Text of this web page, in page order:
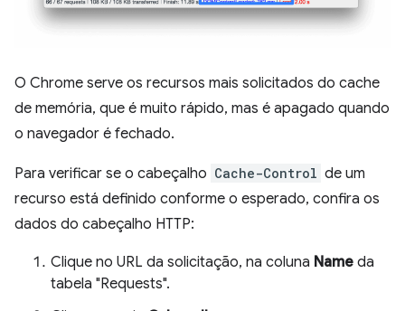
O Chrome serve os recursos mais solicitados do cache
de memória, que é muito rápido, mas é apagado quando
o navegador é fechado.
Para verificar se o cabeçalho Cache-Control de um
recurso está definido conforme o esperado, confira os
dados do cabeçalho HTTP:
Clique no URL da solicitação, na coluna Name da
tabela "Requests".